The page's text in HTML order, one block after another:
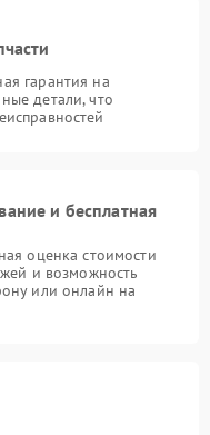
гарантия на
детали, что
и бесплатная
оценка стоимости
и возможность
или онлайн на